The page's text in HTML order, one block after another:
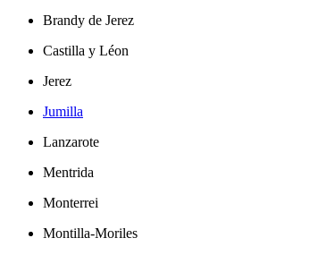
Brandy de Jerez
Castilla y Léon
Jerez
Jumilla
Lanzarote
Mentrida
Monterrei
Montilla-Moriles